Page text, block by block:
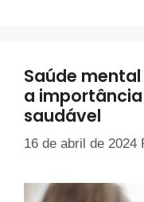
Saúde
a
saudável
16 de abril de 2024